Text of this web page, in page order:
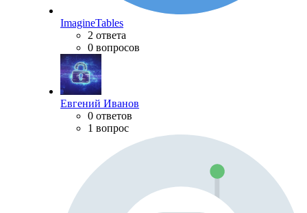
ImagineTables
2 ответа
0 вопросов
Евгений Иванов
0 ответов
1 вопрос